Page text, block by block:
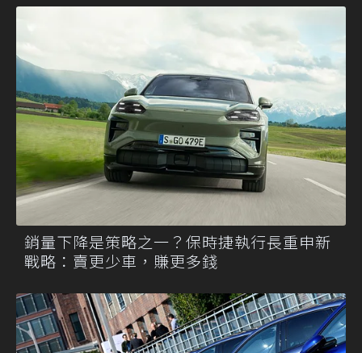
銷量下降是策略之一？保時捷執行長重申新
戰略：賣更少車，賺更多錢